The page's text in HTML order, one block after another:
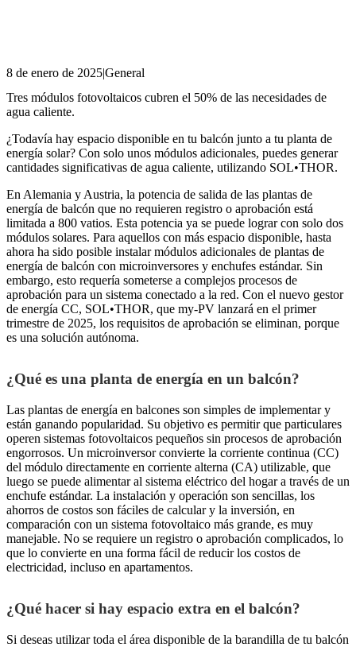
8 de enero de 2025|General
Tres módulos fotovoltaicos cubren el 50% de las necesidades de
agua caliente.
¿Todavía hay espacio disponible en tu balcón junto a tu planta de
energía solar? Con solo unos módulos adicionales, puedes generar
cantidades significativas de agua caliente, utilizando SOL•THOR.
En Alemania y Austria, la potencia de salida de las plantas de
energía de balcón que no requieren registro o aprobación está
limitada a 800 vatios. Esta potencia ya se puede lograr con solo dos
módulos solares. Para aquellos con más espacio disponible, hasta
ahora ha sido posible instalar módulos adicionales de plantas de
energía de balcón con microinversores y enchufes estándar. Sin
embargo, esto requería someterse a complejos procesos de
aprobación para un sistema conectado a la red. Con el nuevo gestor
de energía CC, SOL•THOR, que my-PV lanzará en el primer
trimestre de 2025, los requisitos de aprobación se eliminan, porque
es una solución autónoma.
¿Qué es una planta de energía en un balcón?
Las plantas de energía en balcones son simples de implementar y
están ganando popularidad. Su objetivo es permitir que particulares
operen sistemas fotovoltaicos pequeños sin procesos de aprobación
engorrosos. Un microinversor convierte la corriente continua (CC)
del módulo directamente en corriente alterna (CA) utilizable, que
luego se puede alimentar al sistema eléctrico del hogar a través de un
enchufe estándar. La instalación y operación son sencillas, los
ahorros de costos son fáciles de calcular y la inversión, en
comparación con un sistema fotovoltaico más grande, es muy
manejable. No se requiere un registro o aprobación complicados, lo
que lo convierte en una forma fácil de reducir los costos de
electricidad, incluso en apartamentos.
¿Qué hacer si hay espacio extra en el balcón?
Si deseas utilizar toda el área disponible de la barandilla de tu balcón